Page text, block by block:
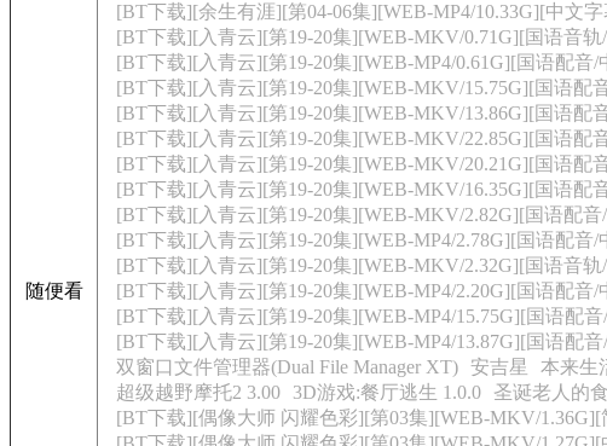
随便看
[BT下载][余生有涯][第04-06集][WEB-MP4/10.33G][中文
[BT下载][入青云][第19-20集][WEB-MKV/0.71G][国语音
[BT下载][入青云][第19-20集][WEB-MP4/0.61G][国语配音
[BT下载][入青云][第19-20集][WEB-MKV/15.75G][国语配
[BT下载][入青云][第19-20集][WEB-MKV/13.86G][国语配
[BT下载][入青云][第19-20集][WEB-MKV/22.85G][国语配
[BT下载][入青云][第19-20集][WEB-MKV/20.21G][国语配
[BT下载][入青云][第19-20集][WEB-MKV/16.35G][国语配
[BT下载][入青云][第19-20集][WEB-MKV/2.82G][国语配
[BT下载][入青云][第19-20集][WEB-MP4/2.78G][国语配
[BT下载][入青云][第19-20集][WEB-MKV/2.32G][国语音
[BT下载][入青云][第19-20集][WEB-MP4/2.20G][国语配音
[BT下载][入青云][第19-20集][WEB-MP4/15.75G][国语配
[BT下载][入青云][第19-20集][WEB-MP4/13.87G][国语配
双窗口文件管理器(Dual File Manager XT) 安吉星 本来生
超级越野摩托2 3.00
3D游戏:餐厅逃生 1.0.0 圣诞老人的
[BT下载][偶像大师 闪耀色彩][第03集][WEB-MKV/